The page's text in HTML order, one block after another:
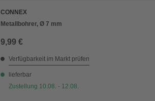
CONNEX
Metallbohrer, Ø 7 mm
9,99 €
Verfügbarkeit im Markt prüfen
lieferbar
Zustellung 10.08. - 12.08.